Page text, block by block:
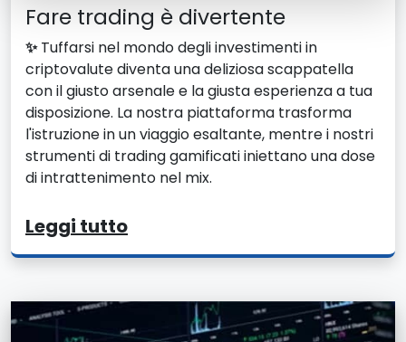
Fare trading è divertente
✨Tuffarsi nel mondo degli investimenti in
criptovalute diventa una deliziosa scappatella
con il giusto arsenale e la giusta esperienza a tua
disposizione. La nostra piattaforma trasforma
l'istruzione in un viaggio esaltante, mentre i nostri
strumenti di trading gamificati iniettano una dose
di intrattenimento nel mix.
Leggi tutto